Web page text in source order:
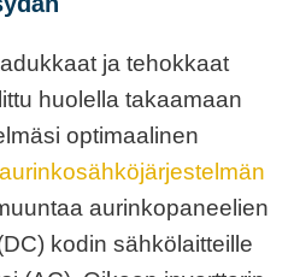
ja tehokkaat
huolella takaamaan
optimaalinen
aurinkosähköjärjestelmän
aurinkopaneelien
kodin sähkölaitteille